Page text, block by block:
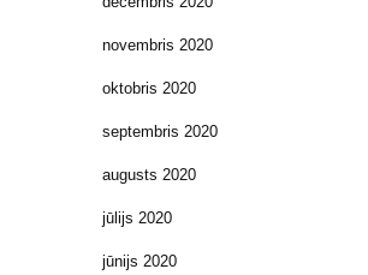
novembris 2020
oktobris 2020
septembris 2020
augusts 2020
jūlijs 2020
jūnijs 2020